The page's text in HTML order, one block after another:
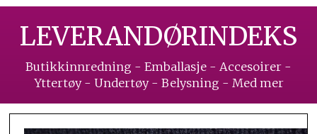
LEVERANDØRINDEKS
Butikkinnredning - Emballasje - Accesoirer -
Yttertøy - Undertøy - Belysning - Med mer